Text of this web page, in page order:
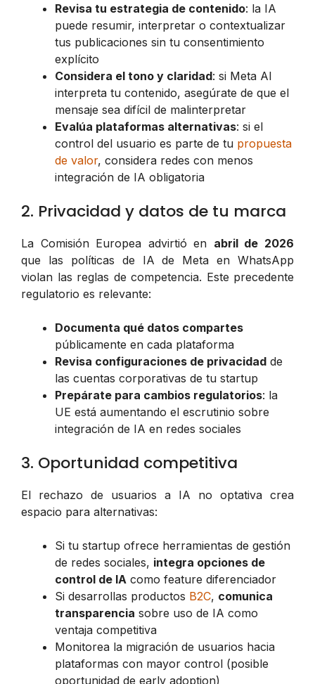
Revisa tu estrategia de contenido: la IA
puede resumir, interpretar o contextualizar
tus publicaciones sin tu consentimiento
explícito
Considera el tono y claridad: si Meta AI
interpreta tu contenido, asegúrate de que el
mensaje sea difícil de malinterpretar
Evalúa plataformas alternativas: si el
control del usuario es parte de tu propuesta
de valor, considera redes con menos
integración de IA obligatoria
2. Privacidad y datos de tu marca
La Comisión Europea advirtió en abril de 2026
que las políticas de IA de Meta en WhatsApp
violan las reglas de competencia. Este precedente
regulatorio es relevante:
Documenta qué datos compartes
públicamente en cada plataforma
Revisa configuraciones de privacidad de
las cuentas corporativas de tu startup
Prepárate para cambios regulatorios: la
UE está aumentando el escrutinio sobre
integración de IA en redes sociales
3. Oportunidad competitiva
El rechazo de usuarios a IA no optativa crea
espacio para alternativas:
Si tu startup ofrece herramientas de gestión
de redes sociales, integra opciones de
control de IA como feature diferenciador
Si desarrollas productos B2C, comunica
transparencia sobre uso de IA como
ventaja competitiva
Monitorea la migración de usuarios hacia
plataformas con mayor control (posible
oportunidad de early adoption)